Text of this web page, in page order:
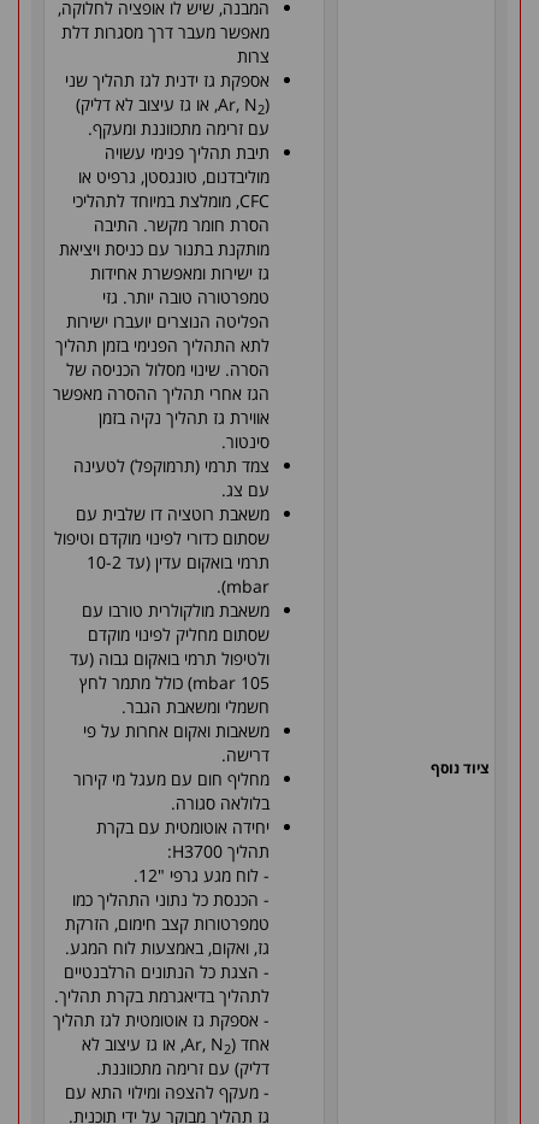
ציוד נוסף
המבנה, שיש לו אופציה לחלוקה,
מאפשר מעבר דרך מסגרות דלת
צרות
אספקת גז ידנית לגז תהליך שני
(Ar, N
2
, או גז עיצוב לא דליק)
עם זרימה מתכווננת ומעקף.
תיבת תהליך פנימי עשויה
מוליבדנום, טונגסטן, גרפיט או
CFC, מומלצת במיוחד לתהליכי
הסרת חומר מקשר. התיבה
מותקנת בתנור עם כניסת ויציאת
גז ישירות ומאפשרת אחידות
טמפרטורה טובה יותר. גזי
הפליטה הנוצרים יועברו ישירות
לתא התהליך הפנימי בזמן תהליך
הסרה. שינוי מסלול הכניסה של
הגז אחרי תהליך ההסרה מאפשר
אווירת גז תהליך נקיה בזמן
סינטור.
צמד תרמי (תרמוקפל) לטעינה
עם צג.
משאבת רוטציה דו שלבית עם
שסתום כדורי לפינוי מוקדם וטיפול
תרמי בואקום עדין (עד 10-2
mbar).
משאבת מולקולרית טורבו עם
שסתום מחליק לפינוי מוקדם
ולטיפול תרמי בואקום גבוה (עד
105 mbar) כולל מתמר לחץ
חשמלי ומשאבת הגבר.
משאבות ואקום אחרות על פי
דרישה.
מחליף חום עם מעגל מי קירור
בלולאה סגורה.
יחידה אוטומטית עם בקרת
תהליך H3700:
- לוח מגע גרפי "12.
- הכנסת כל נתוני התהליך כמו
טמפרטורות קצב חימום, הזרקת
גז, ואקום, באמצעות לוח המגע.
- הצגת כל הנתונים הרלבנטיים
לתהליך בדיאגרמת בקרת תהליך.
- אספקת גז אוטומטית לגז תהליך
אחד (Ar, N2
, או גז עיצוב לא
דליק) עם זרימה מתכווננת.
- מעקף להצפה ומילוי התא עם
גז תהליך מבוקר על ידי תוכנית.